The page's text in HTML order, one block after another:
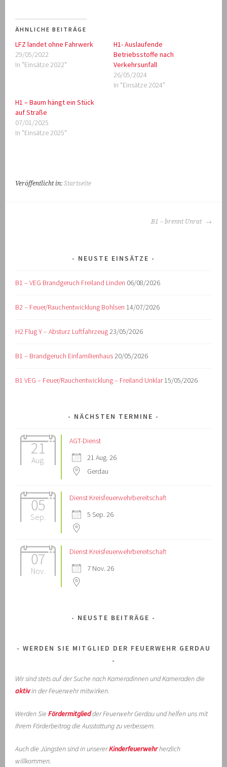
ÄHNLICHE BEITRÄGE
LFZ landet ohne Fahrwerk
29/05/2022
In "Einsätze 2022"
H1- Auslaufende
Betriebsstoffe nach
Verkehrsunfall
26/05/2024
In "Einsätze 2024"
H1 – Baum hängt ein Stück
auf Straße
07/01/2025
In "Einsätze 2025"
Veröffentlicht in:Startseite
B1 – brennt Unrat
NEUSTE EINSÄTZE
B1 – VEG Brandgeruch Freiland Linden 06/08/2026
B2 – Feuer/Rauchentwicklung Bohlsen 14/07/2026
H2 Flug Y – Absturz Luftfahrzeug23/05/2026
B1 – Brandgeruch Einfamilienhaus20/05/2026
B1 VEG – Feuer/Rauchentwicklung – Freiland Unklar 15/05/2026
NÄCHSTEN TERMINE
21
Aug.
AGT-Dienst
21 Aug. 26
Gerdau
05
Sep.
Dienst Kreisfeuerwehrbereitschaft
5 Sep. 26
07
Nov.
Dienst Kreisfeuerwehrbereitschaft
7 Nov. 26
NEUSTE BEITRÄGE
WERDEN SIE MITGLIED DER FEUERWEHR GERDAU
Wir sind stets auf der Suche nach Kameradinnen und Kameraden die
aktivin der Feuerwehr mitwirken.
Werden SieFördermitgliedder Feuerwehr Gerdau und helfen uns mit
Ihrem Förderbeitrag die Ausstattung zu verbessern.
Auch die Jüngsten sind in unsererKinderfeuerwehrherzlich
willkommen.